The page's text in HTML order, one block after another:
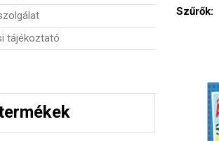
Szűrők:
tájékoztató